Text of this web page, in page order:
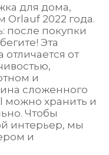
для дома,
Orlauf 2022 года.
после покупки
Эта
от
и
сложенного
можно хранить и
Чтобы
интерьер, мы
и